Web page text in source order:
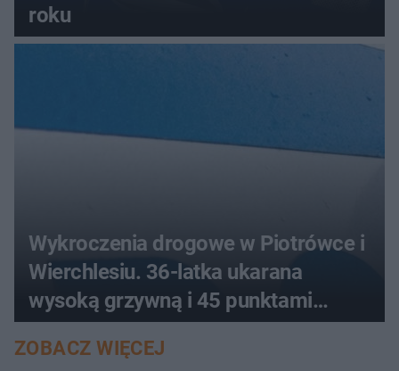
roku
Wykroczenia drogowe w Piotrówce i
Wierchlesiu. 36-latka ukarana
wysoką grzywną i 45 punktami
karnymi
ZOBACZ WIĘCEJ